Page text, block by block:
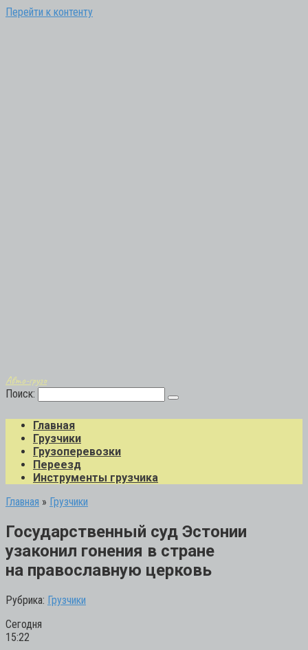
Перейти к контенту
Авто-грузо
Поиск:
Главная
Грузчики
Грузоперевозки
Переезд
Инструменты грузчика
Главная » Грузчики
Государственный суд Эстонии
узаконил гонения в стране
на православную церковь
Рубрика: Грузчики
Сегодня
15:22